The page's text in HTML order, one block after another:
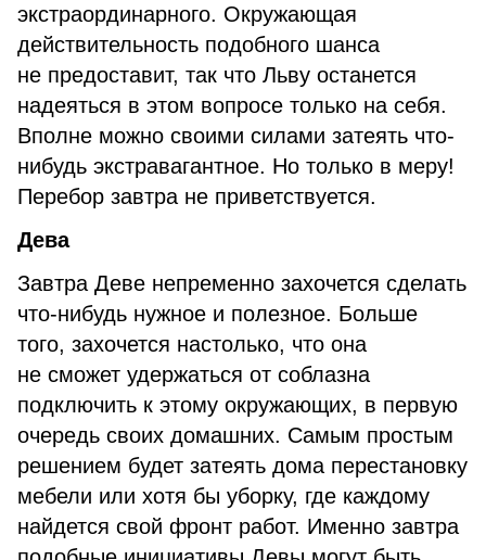
экстраординарного. Окружающая
действительность подобного шанса
не предоставит, так что Льву останется
надеяться в этом вопросе только на себя.
Вполне можно своими силами затеять что-
нибудь экстравагантное. Но только в меру!
Перебор завтра не приветствуется.
Дева
Завтра Деве непременно захочется сделать
что-нибудь нужное и полезное. Больше
того, захочется настолько, что она
не сможет удержаться от соблазна
подключить к этому окружающих, в первую
очередь своих домашних. Самым простым
решением будет затеять дома перестановку
мебели или хотя бы уборку, где каждому
найдется свой фронт работ. Именно завтра